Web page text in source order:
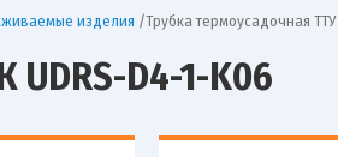
изделия /Трубка термоусадочная
D4-1-K06